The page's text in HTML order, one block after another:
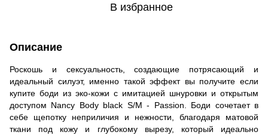
В избранное
Описание
Роскошь и сексуальность, создающие потрясающий и
идеальный силуэт, именно такой эффект вы получите если
купите боди из эко-кожи с имитацией шнуровки и открытым
доступом Nancy Body black S/M - Passion. Боди сочетает в
себе щепотку неприличия и нежности, благодаря матовой
ткани под кожу и глубокому вырезу, который идеально